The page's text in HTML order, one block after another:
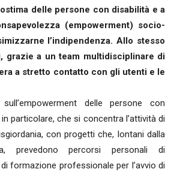
delle persone con disabilità e a
(empowerment) socio-
l’indipendenza. Allo stesso
grazie a un team multidisciplinare di
a stretto contatto con gli utenti e le
delle persone con
particolare, che si concentra l’attività di
con progetti che, lontani dalla
prevedono percorsi personali di
formazione professionale per l’avvio di